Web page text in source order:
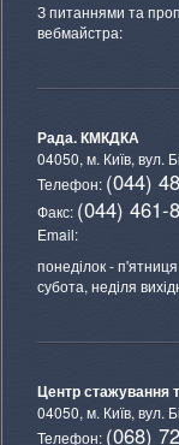
З питаннями та
вебмайстра:
Рада. КМКДКА
04050, м. Київ, вул.
Телефон: (044)
Факс: (044) 461-
Email:
понеділок -
субота, неділя
Центр стажування
04050, м. Київ, вул.
Телефон: (068)